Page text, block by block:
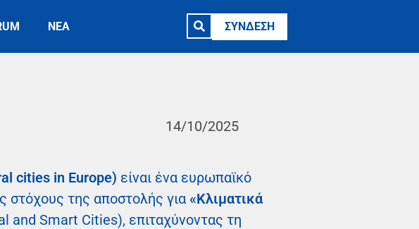
ΝΕΑ ΣΥΝΔΕΣΗ
14/10/2025
cities in Europe) είναι ένα ευρωπαϊκό
στόχους της αποστολής για «Κλιματικά
and Smart Cities), επιταχύνοντας τη